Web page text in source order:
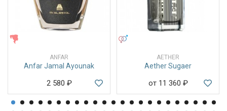
ANFAR
Anfar Jamal Ayounak
2 580 ₽
AETHER
Aether Sugaer
от 11 360 ₽